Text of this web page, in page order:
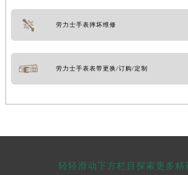
劳力士手表摔坏维修
劳力士手表表带更换/订购/定制
轻轻滑动下方栏目探索更多精